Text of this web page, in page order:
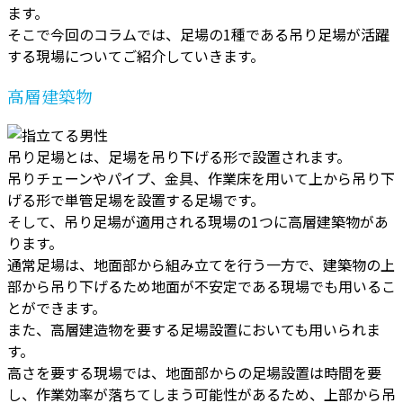
ます。
そこで今回のコラムでは、足場の1種である吊り足場が活躍
する現場についてご紹介していきます。
高層建築物
吊り足場とは、足場を吊り下げる形で設置されます。
吊りチェーンやパイプ、金具、作業床を用いて上から吊り下
げる形で単管足場を設置する足場です。
そして、吊り足場が適用される現場の1つに高層建築物があ
ります。
通常足場は、地面部から組み立てを行う一方で、建築物の上
部から吊り下げるため地面が不安定である現場でも用いるこ
とができます。
また、高層建造物を要する足場設置においても用いられま
す。
高さを要する現場では、地面部からの足場設置は時間を要
し、作業効率が落ちてしまう可能性があるため、上部から吊